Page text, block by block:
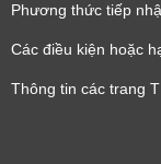
Phương thức tiếp
Các điều kiện hoặc
Thông tin các trang